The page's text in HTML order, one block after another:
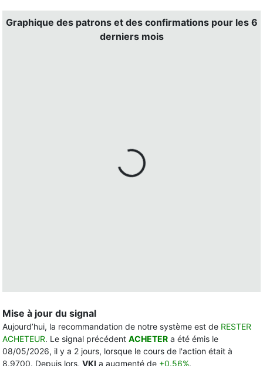
Graphique des patrons et des confirmations pour les 6
derniers mois
Mise à jour du signal
Aujourd’hui, la recommandation de notre système est de RESTER
ACHETEUR. Le signal précédent ACHETER a été émis le
08/05/2026, il y a 2 jours, lorsque le cours de l'action était à
8.9700. Depuis lors, VKI a augmenté de +0.56%.